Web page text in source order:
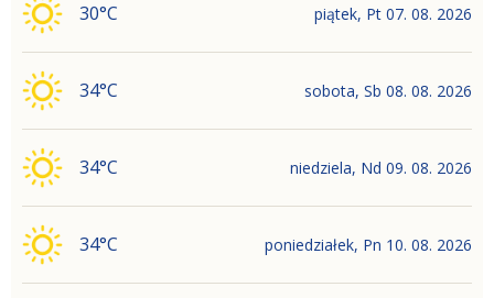
30°C piątek, Pt 07. 08. 2026
34°C sobota, Sb 08. 08. 2026
34°C niedziela, Nd 09. 08. 2026
34°C poniedziałek, Pn 10. 08. 2026